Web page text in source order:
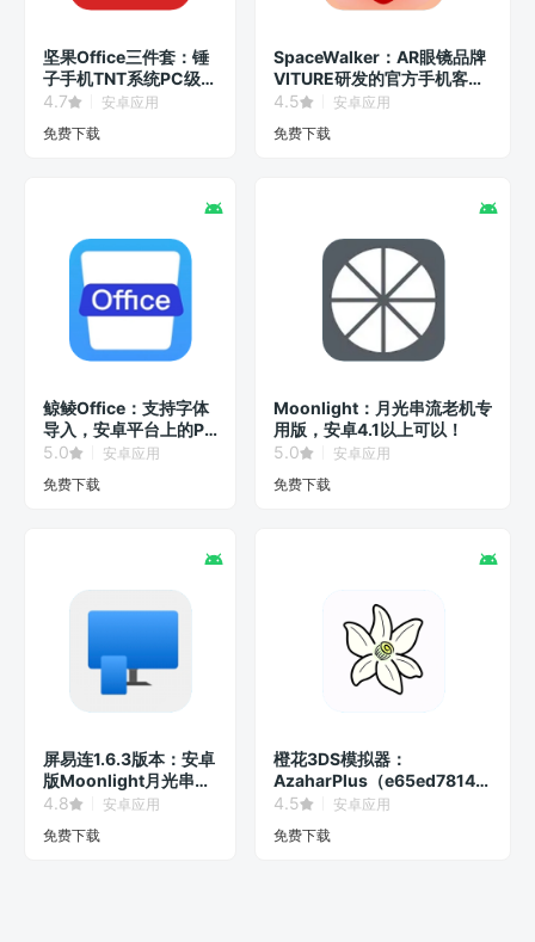
坚果Office三件套：锤
子手机TNT系统PC级办
公软件！
4.7
安卓应用
免费下载
SpaceWalker：AR眼镜品牌
VITURE研发的官方手机客户
端！
4.5
安卓应用
免费下载
鲸鲮Office：支持字体
导入，安卓平台上的PC
级办公软件！
5.0
安卓应用
免费下载
Moonlight：月光串流老机专
用版，安卓4.1以上可以！
5.0
安卓应用
免费下载
屏易连1.6.3版本：安卓
版Moonlight月光串流
服务器！
4.8
安卓应用
免费下载
橙花3DS模拟器：
AzaharPlus（e65ed7814）
版本号
4.5
安卓应用
免费下载